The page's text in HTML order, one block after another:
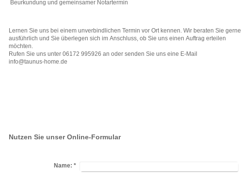
Beurkundung und gemeinsamer Notartermin
Lernen Sie uns bei einem unverbindlichen Termin vor Ort kennen. Wir beraten Sie gerne
ausführlich und Sie überlegen sich im Anschluss, ob Sie uns einen Auftrag erteilen
möchten.
Rufen Sie uns unter 06172 995926 an oder senden Sie uns eine E-Mail
info@taunus-home.de
Nutzen Sie unser Online-Formular
Name: *